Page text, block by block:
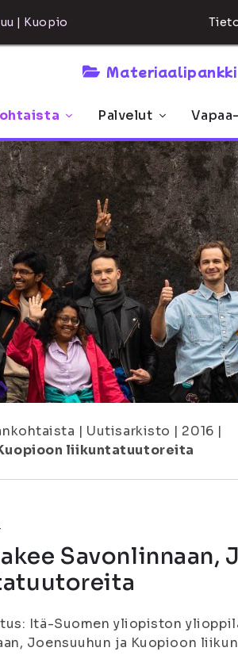
| Kuopio
Materiaalipankki
Palvelut
| Uutisarkisto | 2016 |
Kuopioon liikuntatuutoreita
Itä-Suomen yliopiston
Joensuuhun ja Kuopioon